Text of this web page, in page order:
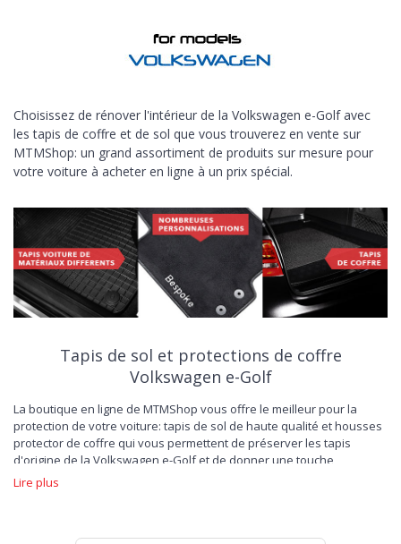
Choisissez de rénover l'intérieur de la Volkswagen e-Golf avec
les tapis de coffre et de sol que vous trouverez en vente sur
MTMShop: un grand assortiment de produits sur mesure pour
votre voiture à acheter en ligne à un prix spécial.
Tapis de sol et protections de coffre
Volkswagen e-Golf
La boutique en ligne de MTMShop vous offre le meilleur pour la
protection de votre voiture: tapis de sol de haute qualité et housses
protector de coffre qui vous permettent de préserver les tapis
d'origine de la Volkswagen e-Golf et de donner une touche
personnelle à l'intérieur du véhicule . Les propositions que vous
trouvez dans la vitrine sont en effet la solution idéale pour ceux qui
Lire plus